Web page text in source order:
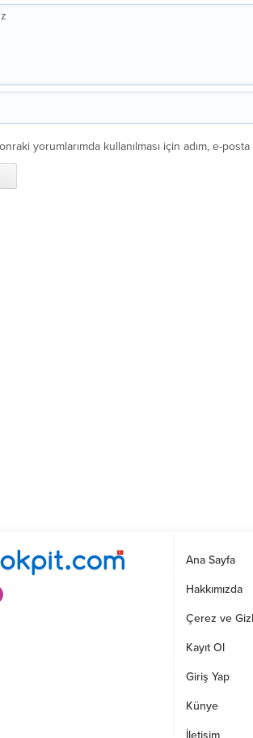
yorumlarımda kullanılması için adım, e-
Ana Sayfa
Hakkımızda
Çerez ve
Kayıt Ol
Giriş Yap
Künye
İletişim